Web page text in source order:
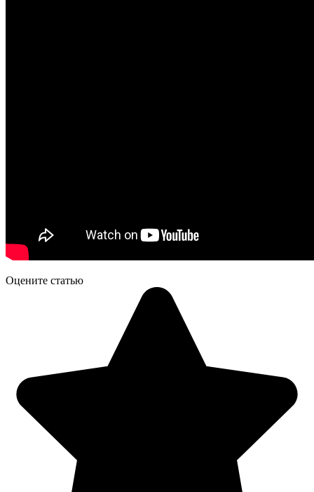
Оцените статью